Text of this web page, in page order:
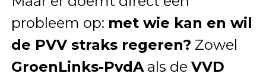
probleem op: met wie kan en wil
de PVV straks regeren? Zowel
GroenLinks-PvdAals de VVD